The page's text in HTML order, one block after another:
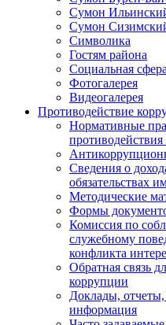
Сумон
Сумон
Символика
Гостям района
Социальная сфера
Фотогалерея
Видеогалерея
Противодействие
Нормативные
Сведения о
обязательствах
Методические
Формы
Комиссия по
служебному
конфликта
Обратная связь
коррупции
Доклады, отчеты,
информация